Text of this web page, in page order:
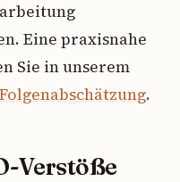
Eine praxisnahe
Sie in unserem
.
Verstöße